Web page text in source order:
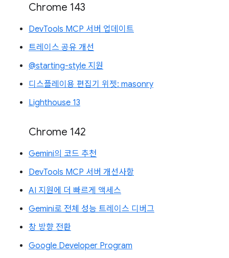
Chrome 143
DevTools MCP 서버 업데이트
트레이스 공유 개선
@starting-style 지원
디스플레이용 편집기 위젯: masonry
Lighthouse 13
Chrome 142
Gemini의 코드 추천
DevTools MCP 서버 개선사항
AI 지원에 더 빠르게 액세스
Gemini로 전체 성능 트레이스 디버그
창 방향 전환
Google Developer Program